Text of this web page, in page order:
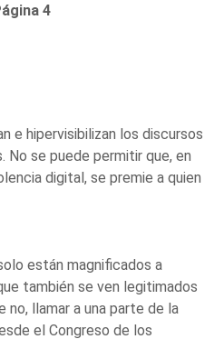
4
e hipervisibilizan los discursos
se puede permitir que, en
digital, se premie a quien
están magnificados a
también se ven legitimados
no, llamar a una parte de la
el Congreso de los